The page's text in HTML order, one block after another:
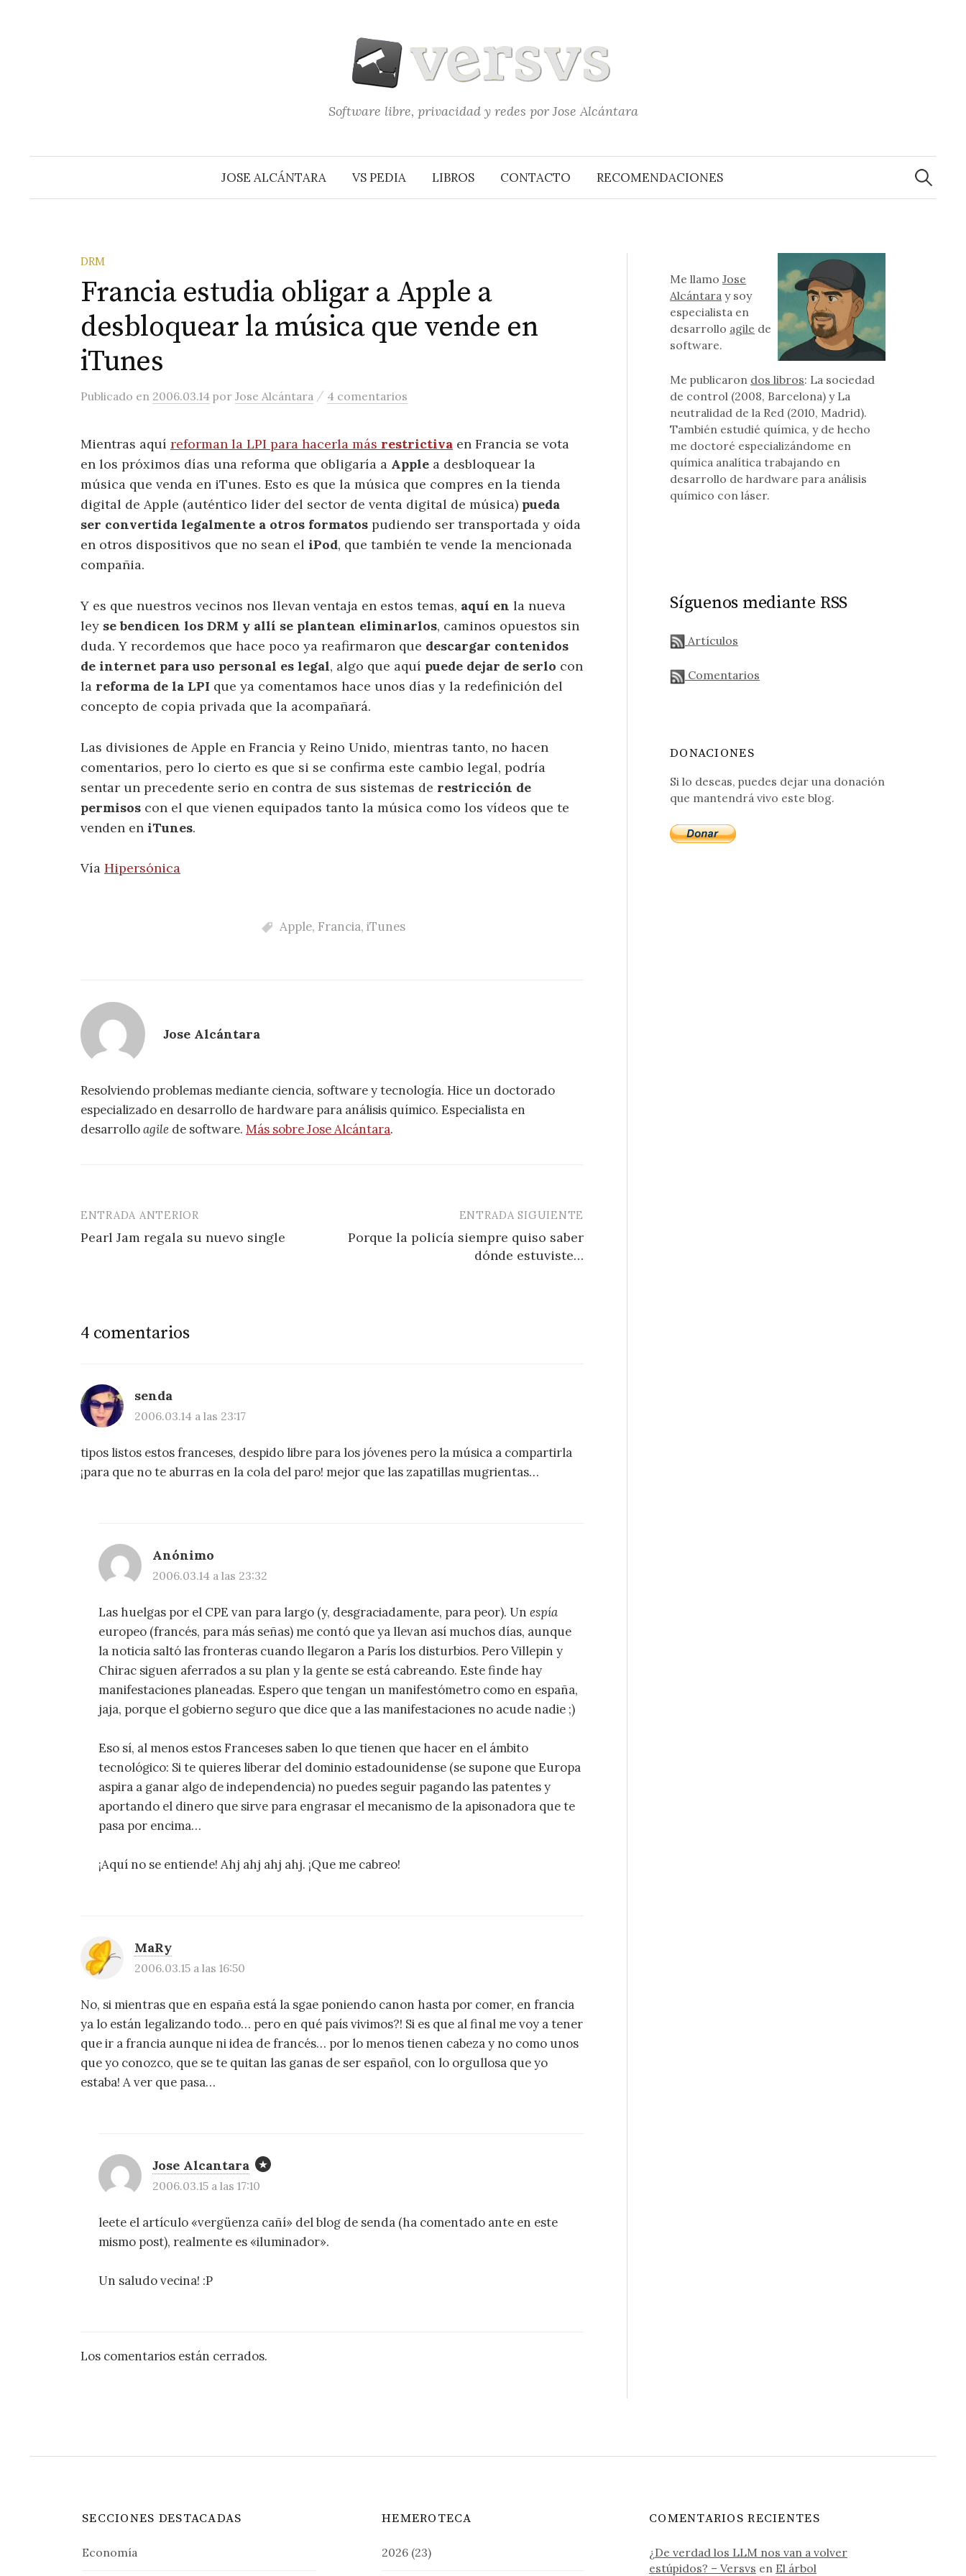
Software libre, privacidad y redes por Jose Alcántara
JOSE ALCÁNTARA VS PEDIA LIBROS CONTACTO RECOMENDACIONES
Buscar:
DRM
Francia estudia obligar a Apple a
desbloquear la música que vende en
iTunes
Publicado en 2006.03.14 por Jose Alcántara / 4 comentarios
Mientras aquí reforman la LPI para hacerla más restrictiva en Francia se vota
en los próximos días una reforma que obligaría a Apple a desbloquear la
música que venda en iTunes. Esto es que la música que compres en la tienda
digital de Apple (auténtico lider del sector de venta digital de música) pueda
ser convertida legalmente a otros formatos pudiendo ser transportada y oída
en otros dispositivos que no sean el iPod, que también te vende la mencionada
compañia.
Y es que nuestros vecinos nos llevan ventaja en estos temas, aquí en la nueva
ley se bendicen los DRM y allí se plantean eliminarlos, caminos opuestos sin
duda. Y recordemos que hace poco ya reafirmaron que descargar contenidos
de internet para uso personal es legal, algo que aquí puede dejar de serlo con
la reforma de la LPI que ya comentamos hace unos días y la redefinición del
concepto de copia privada que la acompañará.
Las divisiones de Apple en Francia y Reino Unido, mientras tanto, no hacen
comentarios, pero lo cierto es que si se confirma este cambio legal, podría
sentar un precedente serio en contra de sus sistemas de restricción de
permisos con el que vienen equipados tanto la música como los vídeos que te
venden en iTunes.
Vía Hipersónica
Apple, Francia, iTunes
Jose Alcántara
Resolviendo problemas mediante ciencia, software y tecnología. Hice un doctorado
especializado en desarrollo de hardware para análisis químico. Especialista en
desarrolloagile de software. Más sobre Jose Alcántara.
Navegación
de
ENTRADA ANTERIOR
Pearl Jam regala su nuevo single
ENTRADA SIGUIENTE
Porque la policía siempre quiso saber
dónde estuviste…
4 comentarios
senda
2006.03.14 a las 23:17
tipos listos estos franceses, despido libre para los jóvenes pero la música a compartirla
¡para que no te aburras en la cola del paro! mejor que las zapatillas mugrientas…
Anónimo
2006.03.14 a las 23:32
Las huelgas por el CPE van para largo (y, desgraciadamente, para peor). Un espía
europeo (francés, para más señas) me contó que ya llevan así muchos días, aunque
la noticia saltó las fronteras cuando llegaron a París los disturbios. Pero Villepin y
Chirac siguen aferrados a su plan y la gente se está cabreando. Este finde hay
manifestaciones planeadas. Espero que tengan un manifestómetro como en españa,
jaja, porque el gobierno seguro que dice que a las manifestaciones no acude nadie ;)
Eso sí, al menos estos Franceses saben lo que tienen que hacer en el ámbito
tecnológico: Si te quieres liberar del dominio estadounidense (se supone que Europa
aspira a ganar algo de independencia) no puedes seguir pagando las patentes y
aportando el dinero que sirve para engrasar el mecanismo de la apisonadora que te
pasa por encima…
¡Aquí no se entiende! Ahj ahj ahj ahj. ¡Que me cabreo!
MaRy
2006.03.15 a las 16:50
No, si mientras que en españa está la sgae poniendo canon hasta por comer, en francia
ya lo están legalizando todo… pero en qué país vivimos?! Si es que al final me voy a tener
que ir a francia aunque ni idea de francés… por lo menos tienen cabeza y no como unos
que yo conozco, que se te quitan las ganas de ser español, con lo orgullosa que yo
estaba! A ver que pasa…
Jose Alcantara
2006.03.15 a las 17:10
leete el artículo «vergüenza cañí» del blog de senda (ha comentado ante en este
mismo post), realmente es «iluminador».
Un saludo vecina! :P
Los comentarios están cerrados.
Me llamoJose
Alcántara y soy
especialista en
desarrollo agile de
software.
Me publicaron dos libros: La sociedad
de control (2008, Barcelona) y La
neutralidad de la Red (2010, Madrid).
También estudié química, y de hecho
me doctoré especializándome en
química analítica trabajando en
desarrollo de hardware para análisis
químico con láser.
Síguenos mediante RSS
Artículos
Comentarios
DONACIONES
Si lo deseas, puedes dejar una donación
que mantendrá vivo este blog.
SECCIONES DESTACADAS
Economía
HEMEROTECA
2026 (23)
COMENTARIOS RECIENTES
¿De verdad los LLM nos van a volver
estúpidos? – Versvs en El árbol